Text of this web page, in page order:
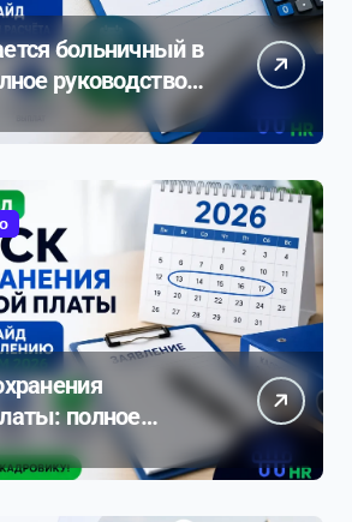
больничный в
руководство с
полное
по оформлению и